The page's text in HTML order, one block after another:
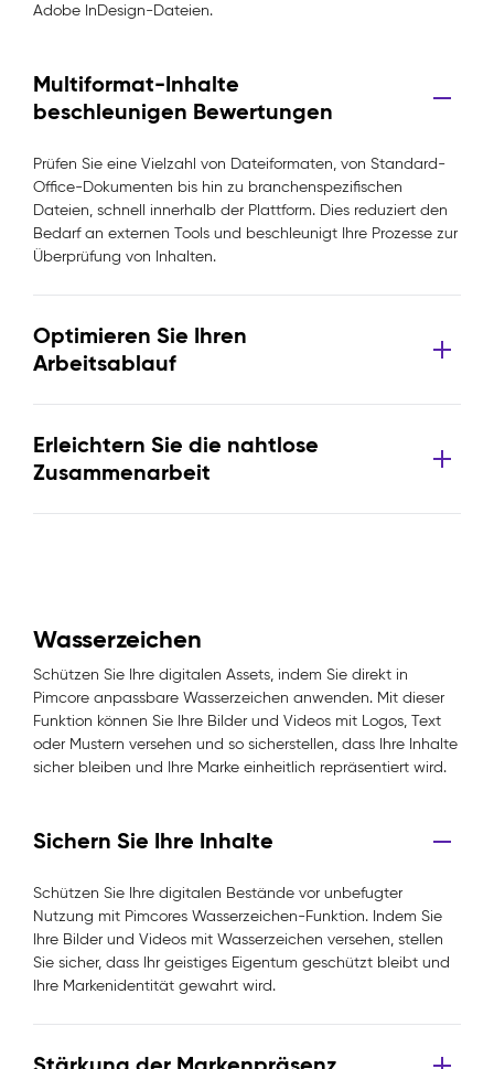
Adobe InDesign-Dateien.
Multiformat-Inhalte
beschleunigen Bewertungen
Prüfen Sie eine Vielzahl von Dateiformaten, von Standard-
Office-Dokumenten bis hin zu branchenspezifischen
Dateien, schnell innerhalb der Plattform. Dies reduziert den
Bedarf an externen Tools und beschleunigt Ihre Prozesse zur
Überprüfung von Inhalten.
Optimieren Sie Ihren
Arbeitsablauf
Erleichtern Sie die nahtlose
Zusammenarbeit
Wasserzeichen
Schützen Sie Ihre digitalen Assets, indem Sie direkt in
Pimcore anpassbare Wasserzeichen anwenden. Mit dieser
Funktion können Sie Ihre Bilder und Videos mit Logos, Text
oder Mustern versehen und so sicherstellen, dass Ihre Inhalte
sicher bleiben und Ihre Marke einheitlich repräsentiert wird.
Sichern Sie Ihre Inhalte
Schützen Sie Ihre digitalen Bestände vor unbefugter
Nutzung mit Pimcores Wasserzeichen-Funktion. Indem Sie
Ihre Bilder und Videos mit Wasserzeichen versehen, stellen
Sie sicher, dass Ihr geistiges Eigentum geschützt bleibt und
Ihre Markenidentität gewahrt wird.